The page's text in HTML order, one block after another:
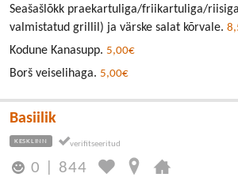
Seašašlõkk praekartuliga/friikartuliga/
valmistatud grillil) ja värske salat kõrvale.
Kodune Kanasupp. 5,00€
Borš veiselihaga. 5,00€
Basiilik
KESKLINN
0 844